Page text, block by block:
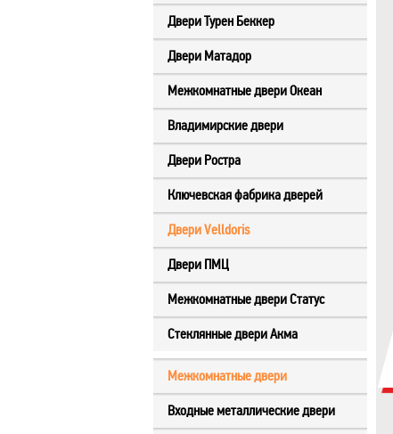
Двери Турен Беккер
Двери Матадор
Межкомнатные двери Океан
Владимирские двери
Двери Ростра
Ключевская фабрика дверей
Двери Velldoris
Двери ПМЦ
Межкомнатные двери Статус
Стеклянные двери Акма
Межкомнатные двери
Входные металлические двери